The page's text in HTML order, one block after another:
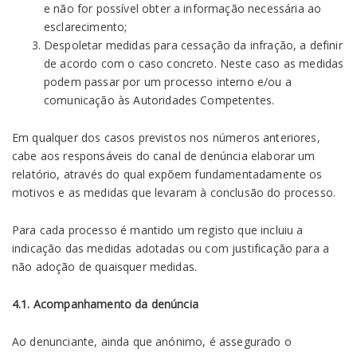
e não for possível obter a informação necessária ao
esclarecimento;
Despoletar medidas para cessação da infração, a definir
de acordo com o caso concreto. Neste caso as medidas
podem passar por um processo interno e/ou a
comunicação às Autoridades Competentes.
Em qualquer dos casos previstos nos números anteriores,
cabe aos responsáveis do canal de denúncia elaborar um
relatório, através do qual expõem fundamentadamente os
motivos e as medidas que levaram à conclusão do processo.
Para cada processo é mantido um registo que incluiu a
indicação das medidas adotadas ou com justificação para a
não adoção de quaisquer medidas.
4.1. Acompanhamento da denúncia
Ao denunciante, ainda que anónimo, é assegurado o